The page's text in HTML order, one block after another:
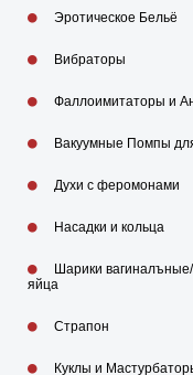
Эротическое Бельё
Вибраторы
Фаллоимитаторы и
Вакуумные Помпы
Духи с феромонами
Насадки и кольца
Шарики
яйца
Страпон
Куклы и